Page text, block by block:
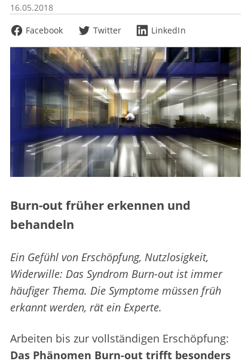
16.05.2018
Facebook
Twitter LinkedIn
Burn-out früher erkennen und
behandeln
Ein Gefühl von Erschöpfung, Nutzlosigkeit,
Widerwille: Das Syndrom Burn-out ist immer
häufiger Thema. Die Symptome müssen früh
erkannt werden, rät ein Experte.
Arbeiten bis zur vollständigen Erschöpfung:
Das Phänomen Burn-out trifft besonders